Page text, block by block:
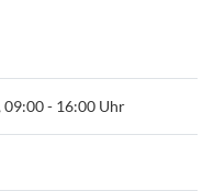
09:00 - 16:00 Uhr